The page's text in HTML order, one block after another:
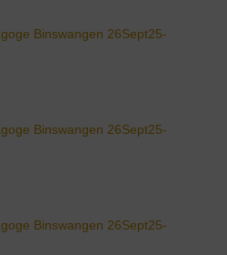
Binswangen 26Sept25-
Binswangen 26Sept25-
Binswangen 26Sept25-